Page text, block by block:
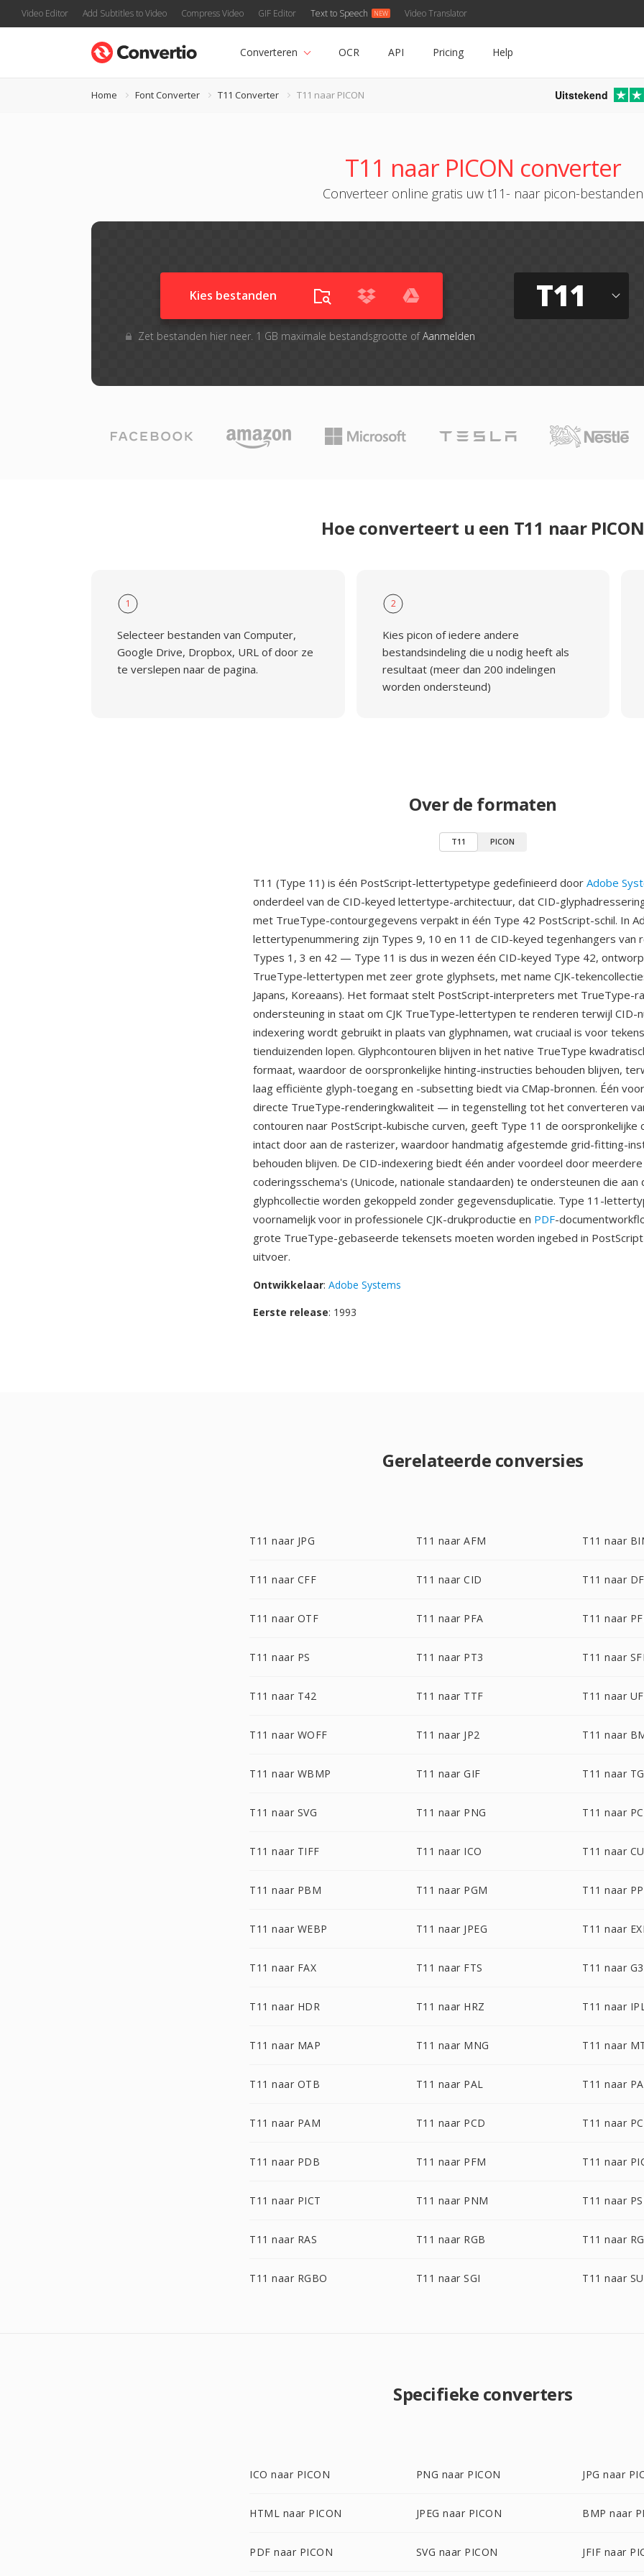
Video Editor Add Subtitles to Video Compress Video GIF Editor Text to Speech Video Translator
Converteren OCR API Pricing Help
Home Font Converter T11 Converter T11 naar PICON Uitstekend
T11 naar PICON converter
Converteer online gratis uw t11- naar picon-bestanden
Kies bestanden
Zet bestanden hier neer. 1 GB maximale bestandsgrootte ofAanmelden
T11
Hoe converteert u een T11 naar PICON
1
Selecteer bestanden van Computer,
Google Drive, Dropbox, URL of door ze
te verslepen naar de pagina.
2
Kies picon of iedere andere
bestandsindeling die u nodig heeft als
resultaat (meer dan 200 indelingen
worden ondersteund)
Over de formaten
T11 PICON
T11 (Type 11) is één PostScript-lettertypetype gedefinieerd door Adobe
onderdeel van de CID-keyed lettertype-architectuur, dat CID-
met TrueType-contourgegevens verpakt in één Type 42 PostScript-schil. In
lettertypenummering zijn Types 9, 10 en 11 de CID-keyed tegenhangers van
Types 1, 3 en 42 — Type 11 is dus in wezen één CID-keyed Type 42,
TrueType-lettertypen met zeer grote glyphsets, met name CJK-
Japans, Koreaans). Het formaat stelt PostScript-interpreters met TrueType-
ondersteuning in staat om CJK TrueType-lettertypen te renderen terwijl CID-
indexering wordt gebruikt in plaats van glyphnamen, wat cruciaal is voor
tienduizenden lopen. Glyphcontouren blijven in het native TrueType
formaat, waardoor de oorspronkelijke hinting-instructies behouden blijven,
laag efficiënte glyph-toegang en -subsetting biedt via CMap-bronnen. Één
directe TrueType-renderingkwaliteit — in tegenstelling tot het converteren
contouren naar PostScript-kubische curven, geeft Type 11 de oorspronkelijke
intact door aan de rasterizer, waardoor handmatig afgestemde grid-fitting-
behouden blijven. De CID-indexering biedt één ander voordeel door meerdere
coderingsschema's (Unicode, nationale standaarden) te ondersteunen die aan
glyphcollectie worden gekoppeld zonder gegevensduplicatie. Type 11-
voornamelijk voor in professionele CJK-drukproductie en PDF-
grote TrueType-gebaseerde tekensets moeten worden ingebed in
uitvoer.
Ontwikkelaar: Adobe Systems
Eerste release: 1993
Gerelateerde conversies
T11 naar JPG T11 naar AFM T11 naar
T11 naar CFF T11 naar CID T11 naar
T11 naar OTF T11 naar PFA T11 naar
T11 naar PS T11 naar PT3 T11 naar
T11 naar T42 T11 naar TTF T11 naar
T11 naar WOFF T11 naar JP2 T11 naar
T11 naar WBMP T11 naar GIF T11 naar
T11 naar SVG T11 naar PNG T11 naar
T11 naar TIFF T11 naar ICO T11 naar
T11 naar PBM T11 naar PGM T11 naar
T11 naar WEBP T11 naar JPEG T11 naar
T11 naar FAX T11 naar FTS T11 naar G3
T11 naar HDR T11 naar HRZ T11 naar
T11 naar MAP T11 naar MNG T11 naar
T11 naar OTB T11 naar PAL T11 naar
T11 naar PAM T11 naar PCD T11 naar
T11 naar PDB T11 naar PFM T11 naar
T11 naar PICT T11 naar PNM T11 naar
T11 naar RAS T11 naar RGB T11 naar
T11 naar RGBO T11 naar SGI T11 naar
Specifieke converters
ICO naar PICON PNG naar PICON JPG naar
HTML naar PICON JPEG naar PICON BMP naar
PDF naar PICON SVG naar PICON JFIF naar